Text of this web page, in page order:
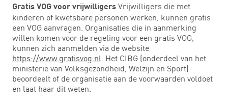
Gratis VOG voor vrijwilligers Vrijwilligers die met
kinderen of kwetsbare personen werken, kunnen gratis
een VOG aanvragen. Organisaties die in aanmerking
willen komen voor de regeling voor een gratis VOG,
kunnen zich aanmelden via de website
https://www.gratisvog.nl . Het CIBG (onderdeel van het
ministerie van Volksgezondheid, Welzijn en Sport)
beoordeelt of de organisatie aan de voorwaarden voldoet
en laat haar dit weten.